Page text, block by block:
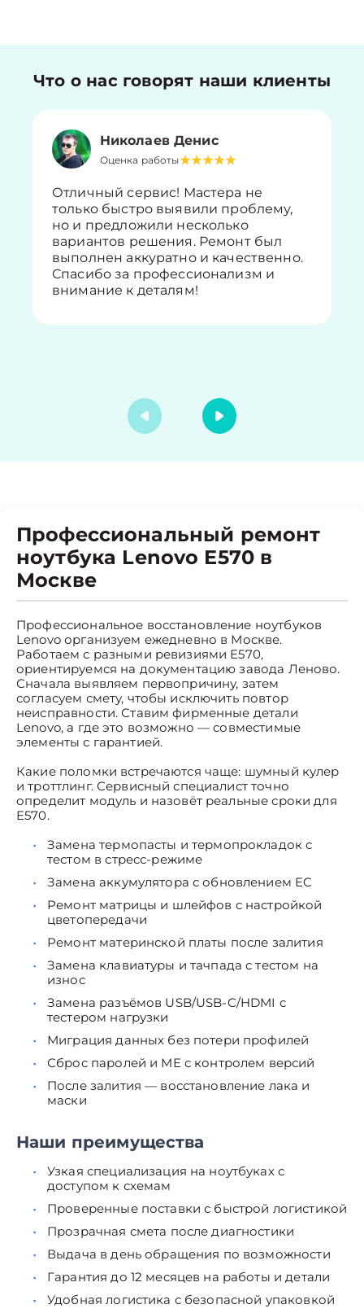
Что о нас говорят наши клиенты
Николаев Денис
Оценка работы
Отличный сервис! Мастера не
только быстро выявили проблему,
но и предложили несколько
вариантов решения. Ремонт был
выполнен аккуратно и качественно.
Спасибо за профессионализм и
внимание к деталям!
Профессиональный ремонт
ноутбука Lenovo E570 в
Москве
Профессиональное восстановление ноутбуков
Lenovo организуем ежедневно в Москве.
Работаем с разными ревизиями E570,
ориентируемся на документацию завода Леново.
Сначала выявляем первопричину, затем
согласуем смету, чтобы исключить повтор
неисправности. Ставим фирменные детали
Lenovo, а где это возможно — совместимые
элементы с гарантией.
Какие поломки встречаются чаще: шумный кулер
и троттлинг. Сервисный специалист точно
определит модуль и назовёт реальные сроки для
E570.
Замена термопасты и термопрокладок с
тестом в стресс-режиме
Замена аккумулятора с обновлением EC
Ремонт матрицы и шлейфов с настройкой
цветопередачи
Ремонт материнской платы после залития
Замена клавиатуры и тачпада с тестом на
износ
Замена разъёмов USB/USB-C/HDMI с
тестером нагрузки
Миграция данных без потери профилей
Сброс паролей и ME с контролем версий
После залития — восстановление лака и
маски
Наши преимущества
Узкая специализация на ноутбуках с
доступом к схемам
Проверенные поставки с быстрой логистикой
Прозрачная смета после диагностики
Выдача в день обращения по возможности
Гарантия до 12 месяцев на работы и детали
Удобная логистика с безопасной упаковкой